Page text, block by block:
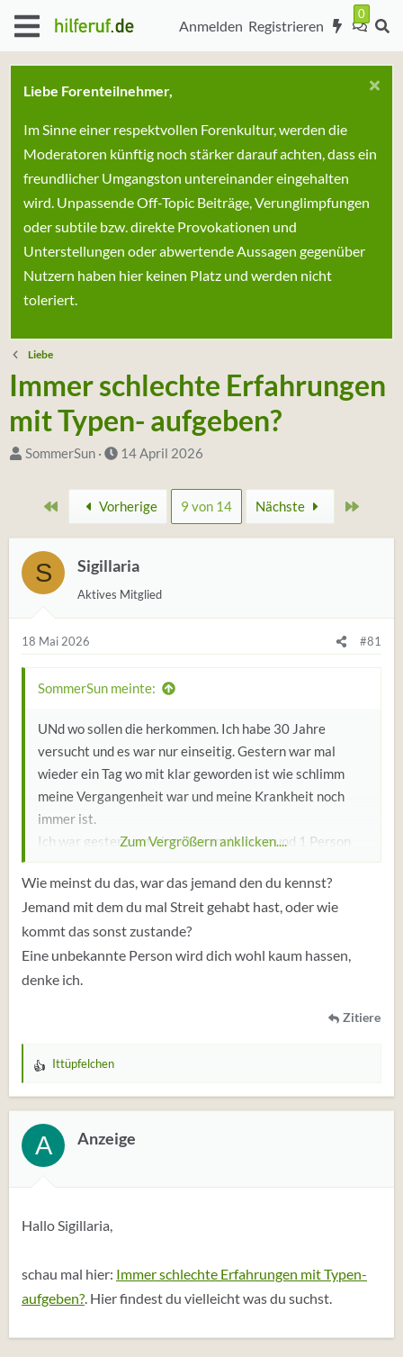
Anmelden Registrieren
Liebe Forenteilnehmer,
Im Sinne einer respektvollen Forenkultur, werden die
Moderatoren künftig noch stärker darauf achten, dass ein
freundlicher Umgangston untereinander eingehalten
wird. Unpassende Off-Topic Beiträge, Verunglimpfungen
oder subtile bzw. direkte Provokationen und
Unterstellungen oder abwertende Aussagen gegenüber
Nutzern haben hier keinen Platz und werden nicht
toleriert.
Liebe
Immer schlechte Erfahrungen
mit Typen- aufgeben?
S
t
e
r
n
SommerSun
D
u
m
S
t
t
14 April 2026
Erste Vorherige 9 von 14 Nächste
S Sigillaria
Aktives Mitglied
18 Mai 2026 #81
SommerSun meinte:
UNd wo sollen die herkommen. Ich habe 30 Jahre
versucht und es war nur einseitig. Gestern war mal
wieder ein Tag wo mit klar geworden ist wie schlimm
meine Vergangenheit war und meine Krankheit noch
immer ist.
Ich war gestern auf einer Veranstaltung und 1 Person
hat mich so gehasst und mir das gezeigt. Es hat lange
gedauert bis ich es gemerkt habe. Das ist immer so, dass
ich lange brauche bei sowas.
Zum Vergrößern anklicken....
Wie meinst du das, war das jemand den du kennst?
Jemand mit dem du mal Streit gehabt hast, oder wie
kommt das sonst zustande?
Eine unbekannte Person wird dich wohl kaum hassen,
denke ich.
Zitiere
W
r
t
u
n
n
Ittüpfelchen
A Anzeige
Hallo Sigillaria,
schau mal hier: Immer schlechte Erfahrungen mit Typen-
aufgeben?. Hier findest du vielleicht was du suchst.